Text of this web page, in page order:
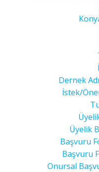
Dernek
İstek/
Üyelik
Başvuru
Başvuru
Onursal